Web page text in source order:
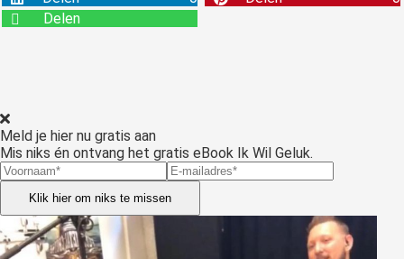
Delen
Meld je hier nu gratis aan
Mis niks én ontvang het gratis eBook Ik Wil Geluk.
Klik hier om niks te missen